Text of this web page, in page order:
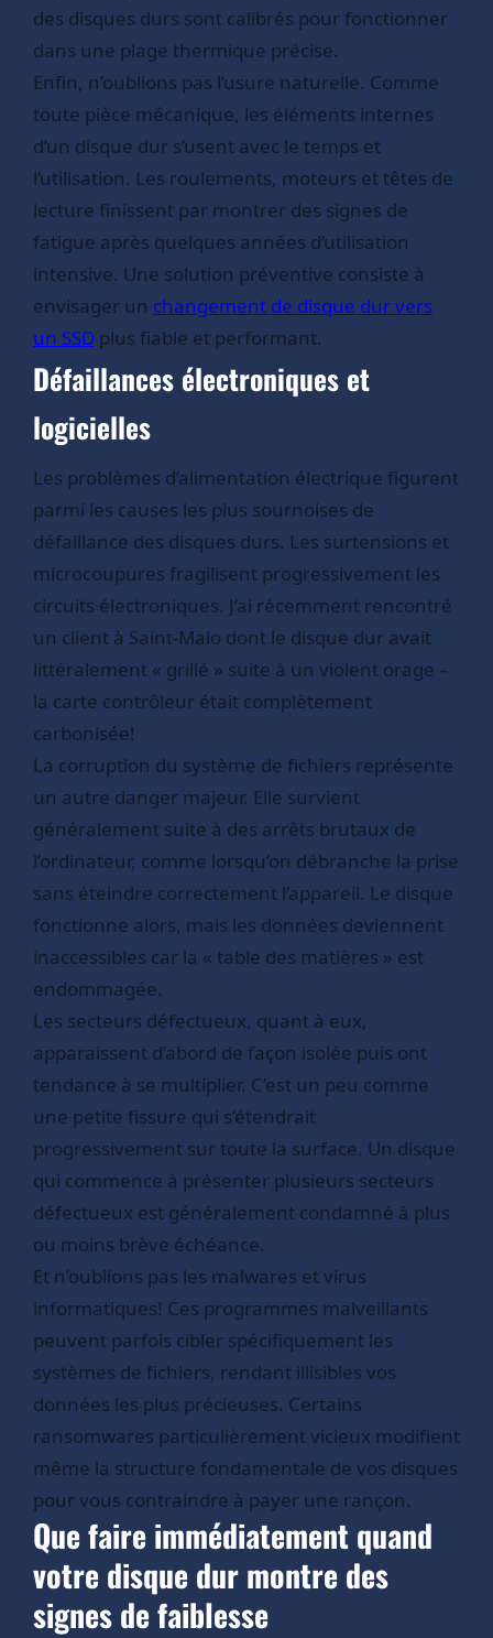
des disques durs sont calibrés pour fonctionner
dans une plage thermique précise.
Enfin, n’oublions pas l’usure naturelle. Comme
toute pièce mécanique, les éléments internes
d’un disque dur s’usent avec le temps et
l’utilisation. Les roulements, moteurs et têtes de
lecture finissent par montrer des signes de
fatigue après quelques années d’utilisation
intensive. Une solution préventive consiste à
envisager un changement de disque dur vers
un SSD plus fiable et performant.
Défaillances électroniques et
logicielles
Les problèmes d’alimentation électrique figurent
parmi les causes les plus sournoises de
défaillance des disques durs. Les surtensions et
microcoupures fragilisent progressivement les
circuits électroniques. J’ai récemment rencontré
un client à Saint-Malo dont le disque dur avait
littéralement « grillé » suite à un violent orage –
la carte contrôleur était complètement
carbonisée!
La corruption du système de fichiers représente
un autre danger majeur. Elle survient
généralement suite à des arrêts brutaux de
l’ordinateur, comme lorsqu’on débranche la prise
sans éteindre correctement l’appareil. Le disque
fonctionne alors, mais les données deviennent
inaccessibles car la « table des matières » est
endommagée.
Les secteurs défectueux, quant à eux,
apparaissent d’abord de façon isolée puis ont
tendance à se multiplier. C’est un peu comme
une petite fissure qui s’étendrait
progressivement sur toute la surface. Un disque
qui commence à présenter plusieurs secteurs
défectueux est généralement condamné à plus
ou moins brève échéance.
Et n’oublions pas les malwares et virus
informatiques! Ces programmes malveillants
peuvent parfois cibler spécifiquement les
systèmes de fichiers, rendant illisibles vos
données les plus précieuses. Certains
ransomwares particulièrement vicieux modifient
même la structure fondamentale de vos disques
pour vous contraindre à payer une rançon.
Que faire immédiatement quand
votre disque dur montre des
signes de faiblesse